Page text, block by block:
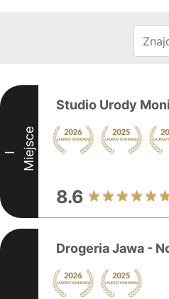
I Miejsce
Studio Urody
8.6
Drogeria Jawa -